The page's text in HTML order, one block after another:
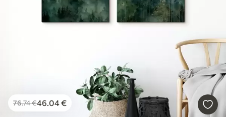
76.74€46 .04€